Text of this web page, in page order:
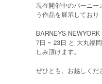
現在開催中のバーニー
う作品を展示しており
BARNEYS
7日 ~ 23日 と 大丸福
しみ頂けます。
ぜひとも、お越しくだ